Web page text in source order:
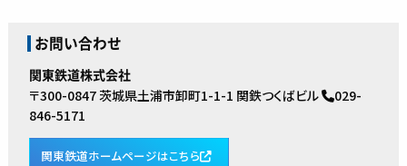
お問い合わせ
関東鉄道株式会社
〒300-0847 茨城県土浦市卸町1-1-1 関鉄つくばビル
029-
846-5171
関東鉄道ホームページはこちら